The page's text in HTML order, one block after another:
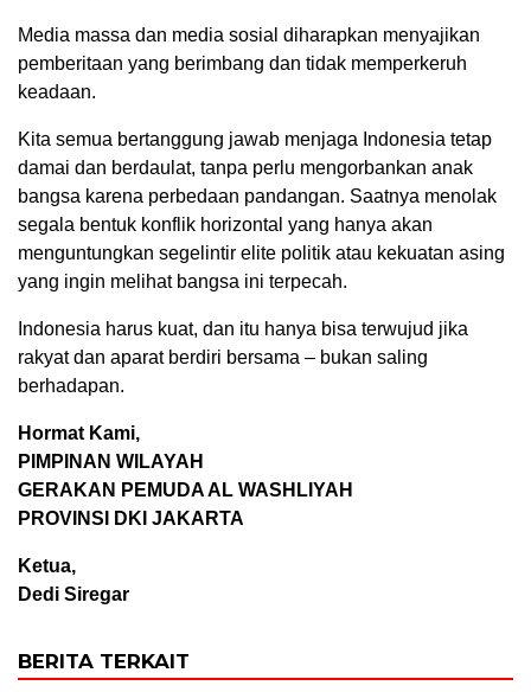
Media massa dan media sosial diharapkan menyajikan
pemberitaan yang berimbang dan tidak memperkeruh
keadaan.
Kita semua bertanggung jawab menjaga Indonesia tetap
damai dan berdaulat, tanpa perlu mengorbankan anak
bangsa karena perbedaan pandangan. Saatnya menolak
segala bentuk konflik horizontal yang hanya akan
menguntungkan segelintir elite politik atau kekuatan asing
yang ingin melihat bangsa ini terpecah.
Indonesia harus kuat, dan itu hanya bisa terwujud jika
rakyat dan aparat berdiri bersama – bukan saling
berhadapan.
Hormat Kami,
PIMPINAN WILAYAH
GERAKAN PEMUDA AL WASHLIYAH
PROVINSI DKI JAKARTA
Ketua,
Dedi Siregar
BERITA TERKAIT